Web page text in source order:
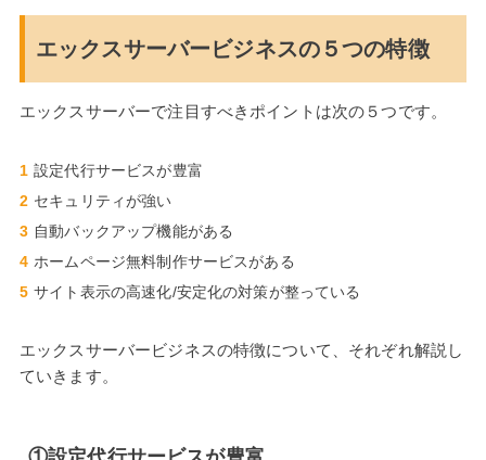
エックスサーバービジネスの５つの特徴
エックスサーバーで注目すべきポイントは次の５つです。
設定代行サービスが豊富
セキュリティが強い
自動バックアップ機能がある
ホームページ無料制作サービスがある
サイト表示の高速化/安定化の対策が整っている
エックスサーバービジネスの特徴について、それぞれ解説し
ていきます。